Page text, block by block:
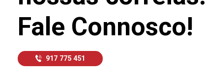
Fale Connosco!
917 775 451